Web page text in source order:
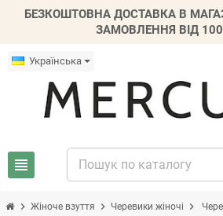
БЕЗКОШТОВНА ДОСТАВКА В
ЗАМОВЛЕННЯ ВІД
Українська
view_headline
chevron_right Жіноче взуття chevron_right Черевики жіночі chevron_right